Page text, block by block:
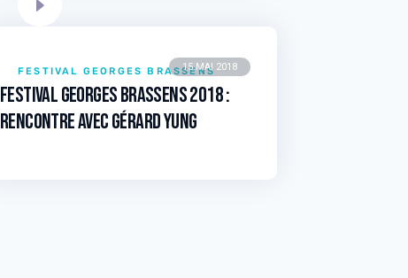
15 MAI 2018
FESTIVAL GEORGES BRASSENS
Festival Georges Brassens 2018 :
RENCONTRE avec Gérard YUNG